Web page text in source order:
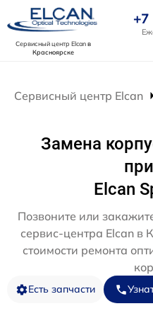
Сервисный центр Elcanв
Красноярске
+7
Сервисный центр Elcan
Замена
Elcan
Позвоните или
сервис-центра Elcan в
стоимости ремонта
Есть запчасти